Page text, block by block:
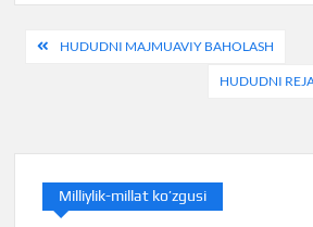
PostHUDUDNI MAJMUAVIY BAHOLASH
HUDUDNI
Milliylik-millat ko’zgusi